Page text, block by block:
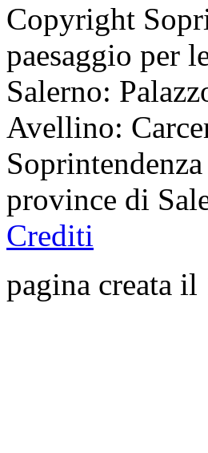
Copyright
paesaggio per
Salerno:
Avellino:
province di
Crediti
pagina creata